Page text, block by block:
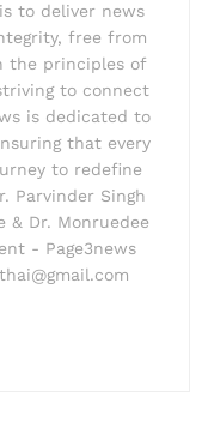
to deliver news
free from
the principles of
to connect
is dedicated to
that every
to redefine
Parvinder Singh
& Dr. Monruedee
- Page3news